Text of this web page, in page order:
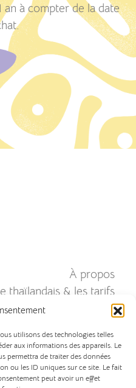
utilisons des technologies telles
aux informations des appareils. Le
permettra de traiter des données
ou les ID uniques sur ce site. Le fait
peut avoir un effet
an à compter de la date
À propos
thaïlandais & les tarifs
& évènements
Galerie
Contact